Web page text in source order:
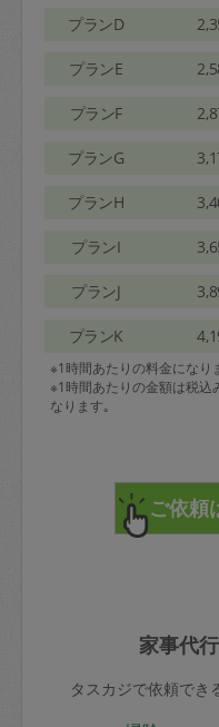
プランD
プランE
プランF
プランG
プランH
プランI
プランJ
プランK
※1時間あたりの料金になり
※1時間あたりの金額は税込
なります｡
家事代
タスカジで依頼でき